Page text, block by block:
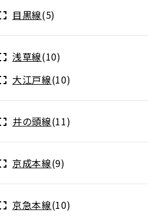
目黒線(5)
浅草線(10)
大江戸線(10)
井の頭線(11)
京成本線(9)
京急本線(10)